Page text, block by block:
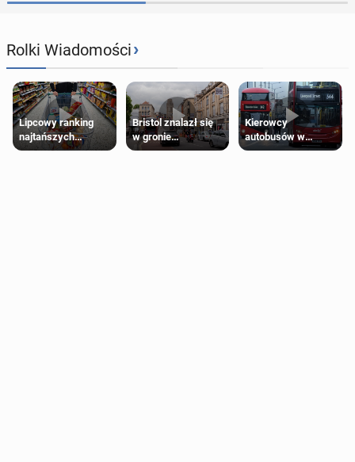
Rolki Wiadomości›
Lipcowy ranking
najtańszych
supermarketów
Bristol znalazł się
w gronie
najlepszych
Kierowcy
autobusów w
Londynie